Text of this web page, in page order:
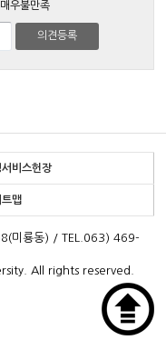
매우불만족
서비스헌장
트맵
미룡동) / TEL.063) 469-
All rights reserved.